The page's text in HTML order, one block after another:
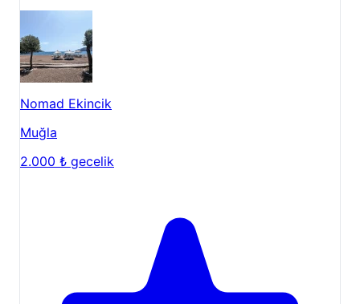
Nomad Ekincik
Muğla
2.000 ₺ gecelik